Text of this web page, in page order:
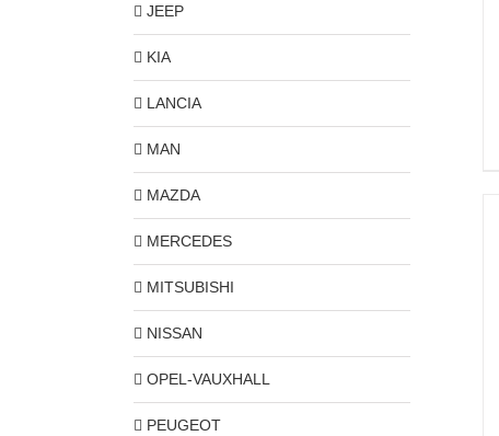
JEEP
KIA
LANCIA
MAN
MAZDA
MERCEDES
MITSUBISHI
NISSAN
OPEL-VAUXHALL
PEUGEOT